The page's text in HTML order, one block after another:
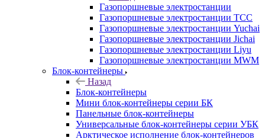
Газопоршневые электростанции
Газопоршневые электростанции ТСС
Газопоршневые электростанции Yuchai
Газопоршневые электростанции Jichai
Газопоршневые электростанции Liyu
Газопоршневые электростанции MWM
Блок-контейнеры
Назад
Блок-контейнеры
Мини блок-контейнеры серии БК
Панельные блок-контейнеры
Универсальные блок-контейнеры серии УБК
Арктическое исполнение блок-контейнеров